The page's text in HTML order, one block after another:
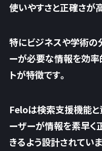
使いやすさと正確さが
特にビジネスや学術の
ーが必要な情報を効
トが特徴です。
Feloは検索支援機能と
ーザーが情報を素早く
きるよう設計されてい